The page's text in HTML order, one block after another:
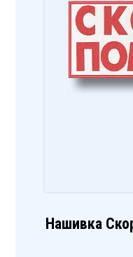
Нашивка